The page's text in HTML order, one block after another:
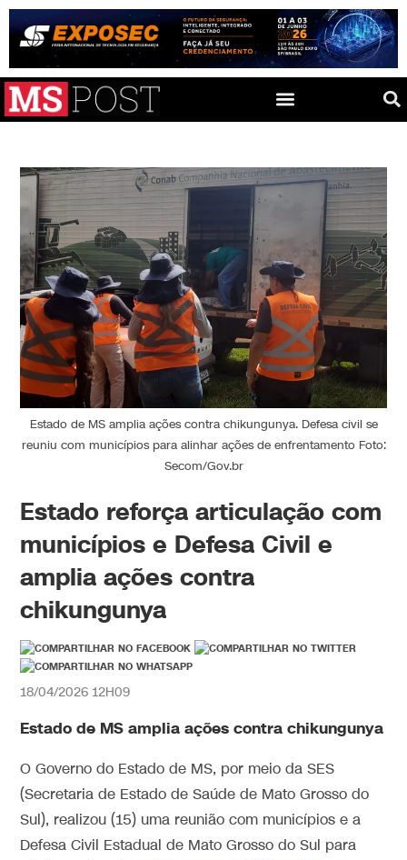
Estado de MS amplia ações contra chikungunya. Defesa civil se
reuniu com municípios para alinhar ações de enfrentamento Foto:
Secom/Gov.br
Estado reforça articulação com
municípios e Defesa Civil e
amplia ações contra
chikungunya
18/04/2026 12H09
Estado de MS amplia ações contra chikungunya
O Governo do Estado de MS, por meio da SES
(Secretaria de Estado de Saúde de Mato Grosso do
Sul), realizou (15) uma reunião com municípios e a
Defesa Civil Estadual de Mato Grosso do Sul para